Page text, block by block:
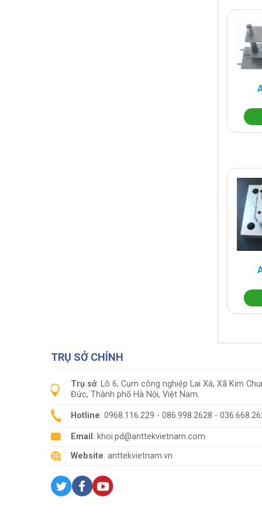
TRỤ SỞ CHÍNH
Trụ sở: Lô 6, Cụm công nghiệp Lai Xá, Xã Kim
Đức, Thành phố Hà Nội, Việt Nam.
Hotline: 0968.116.229 - 086.998.2628 -
Email : khoi.pd@anttekvietnam.com
Website: anttekvietnam.vn